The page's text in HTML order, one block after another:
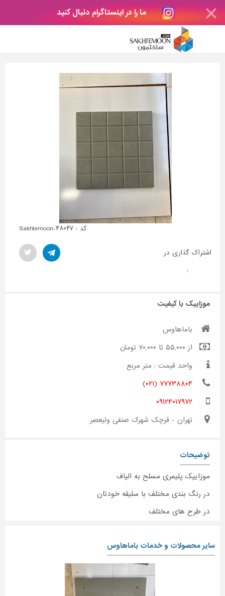
ما را در اینستاگرام دنبال کنید
کد : Sakhtemoon-۴۸۰۴۷
اشتراک گذاری در
:
موزاییک با کیفیت
باماهاوس
از ۵۵,۰۰۰ تا ۷۰,۰۰۰ تومان
واحد قیمت : متر مربع
۷۷۷۳۸۸۰۴ (۰۲۱)
۰۹۱۲۴۰۱۷۹۷۲
تهران - قرچک شهرک صنفی ولیعصر
توضیحات
موزاییک پلیمری مسلح به الیاف
در رنگ بندی مختلف با سلیقه خودتان
در طرح های مختلف
سایر محصولات و خدمات باماهاوس